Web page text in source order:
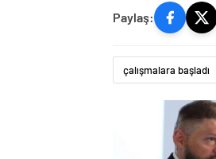
Paylaş:
çalışmalara başladı